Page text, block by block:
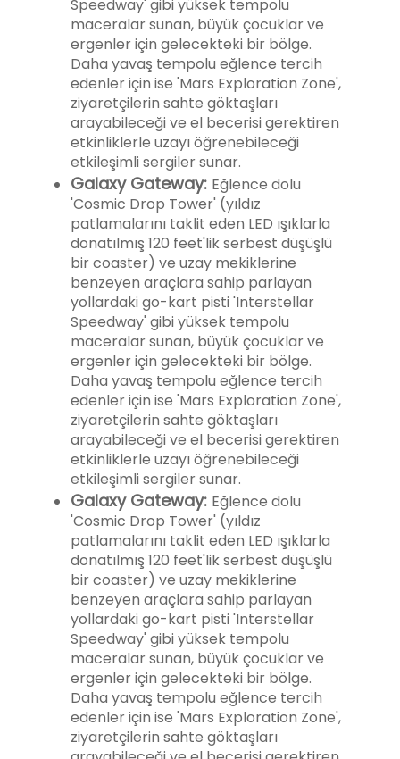
Speedway' gibi yüksek tempolu
maceralar sunan, büyük çocuklar ve
ergenler için gelecekteki bir bölge.
Daha yavaş tempolu eğlence tercih
edenler için ise 'Mars Exploration Zone',
ziyaretçilerin sahte göktaşları
arayabileceği ve el becerisi gerektiren
etkinliklerle uzayı öğrenebileceği
etkileşimli sergiler sunar.
Galaxy Gateway: Eğlence dolu
'Cosmic Drop Tower' (yıldız
patlamalarını taklit eden LED ışıklarla
donatılmış 120 feet'lik serbest düşüşlü
bir coaster) ve uzay mekiklerine
benzeyen araçlara sahip parlayan
yollardaki go-kart pisti 'Interstellar
Speedway' gibi yüksek tempolu
maceralar sunan, büyük çocuklar ve
ergenler için gelecekteki bir bölge.
Daha yavaş tempolu eğlence tercih
edenler için ise 'Mars Exploration Zone',
ziyaretçilerin sahte göktaşları
arayabileceği ve el becerisi gerektiren
etkinliklerle uzayı öğrenebileceği
etkileşimli sergiler sunar.
Galaxy Gateway: Eğlence dolu
'Cosmic Drop Tower' (yıldız
patlamalarını taklit eden LED ışıklarla
donatılmış 120 feet'lik serbest düşüşlü
bir coaster) ve uzay mekiklerine
benzeyen araçlara sahip parlayan
yollardaki go-kart pisti 'Interstellar
Speedway' gibi yüksek tempolu
maceralar sunan, büyük çocuklar ve
ergenler için gelecekteki bir bölge.
Daha yavaş tempolu eğlence tercih
edenler için ise 'Mars Exploration Zone',
ziyaretçilerin sahte göktaşları